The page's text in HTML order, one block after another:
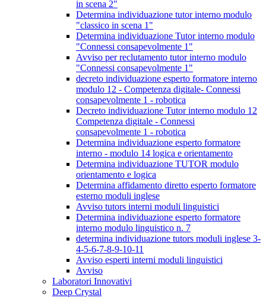
in scena 2"
Determina individuazione tutor interno modulo
"classico in scena 1"
Determina individuazione Tutor interno modulo
"Connessi consapevolmente 1"
Avviso per reclutamento tutor interno modulo
"Connessi consapevolmente 1"
decreto individuazione esperto formatore interno
modulo 12 - Competenza digitale- Connessi
consapevolmente 1 - robotica
Decreto individuazione Tutor interno modulo 12
Competenza digitale - Connessi
consapevolmente 1 - robotica
Determina individuazione esperto formatore
interno - modulo 14 logica e orientamento
Determina individuazione TUTOR modulo
orientamento e logica
Determina affidamento diretto esperto formatore
esterno moduli inglese
Avviso tutors interni moduli linguistici
Determina individuazione esperto formatore
interno modulo linguistico n. 7
determina individuazione tutors moduli inglese 3-
4-5-6-7-8-9-10-11
Avviso esperti interni moduli linguistici
Avviso
Laboratori Innovativi
Deep Crystal